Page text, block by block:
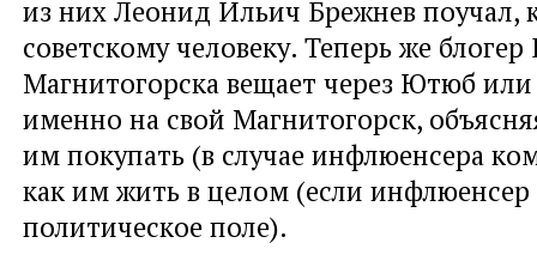
из них Леонид Ильич Брежнев поучал,
советскому человеку. Теперь же
Магнитогорска вещает через Ютюб
именно на свой Магнитогорск,
им покупать (в случае инфлюенсера
как им жить в целом (если инфлюенсер
политическое поле).